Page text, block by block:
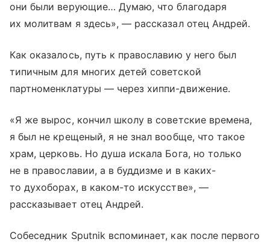
они были верующие… Думаю, что благодаря
их молитвам я здесь», — рассказал отец Андрей.
Как оказалось, путь к православию у него был
типичным для многих детей советской
партноменклатуры — через хиппи-движение.
«Я же вырос, кончил школу в советские времена,
я был не крещеный, я не знал вообще, что такое
храм, церковь. Но душа искала Бога, но только
не в православии, а в буддизме и в каких-
то духоборах, в каком-то искусстве», —
рассказывает отец Андрей.
Собеседник Sputnik вспоминает, как после первого